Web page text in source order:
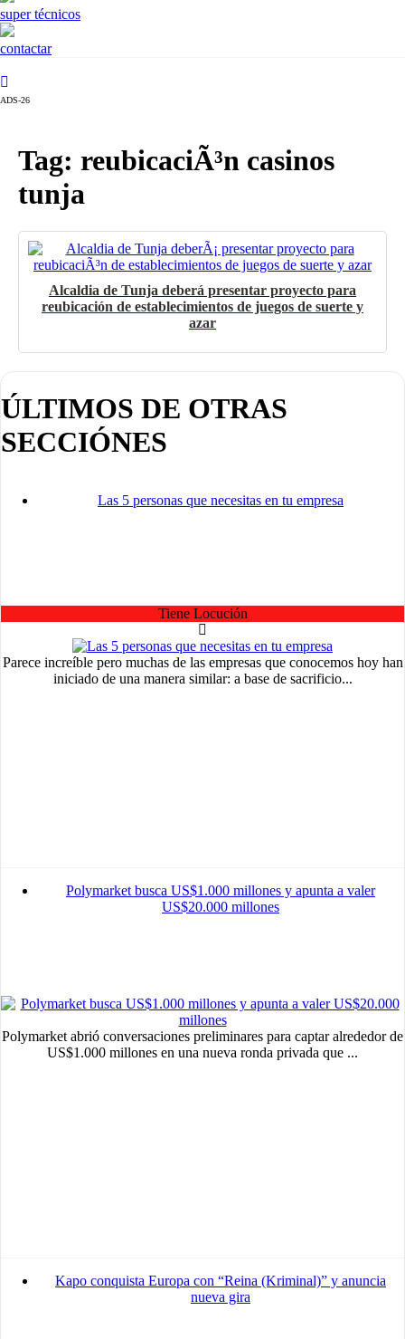
super técnicos
contactar
ADS-26
Tag: reubicaciÃ³n casinos
tunja
Alcaldia de Tunja deberá presentar proyecto para
reubicación de establecimientos de juegos de suerte y
azar
ÚLTIMOS DE OTRAS
SECCIÓNES
Las 5 personas que necesitas en tu empresa
Tiene Locución
Parece increíble pero muchas de las empresas que conocemos hoy han
iniciado de una manera similar: a base de sacrificio...
Polymarket busca US$1.000 millones y apunta a valer
US$20.000 millones
Polymarket abrió conversaciones preliminares para captar alrededor de
US$1.000 millones en una nueva ronda privada que ...
Kapo conquista Europa con “Reina (Kriminal)” y anuncia
nueva gira